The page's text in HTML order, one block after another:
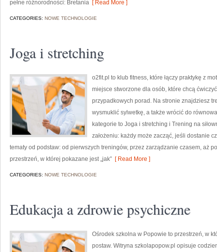
pełne różnorodności: Bretania [ Read More ]
CATEGORIES: NOWE TECHNOLOGIE
Joga i stretching
o2fit.pl to klub fitness, które łączy praktykę z
miejsce stworzone dla osób, które chcą
przypadkowych porad. Na stronie znajdziesz
wysmuklić sylwetkę, a także wrócić do
kategorie to Joga i stretching i Trening na
założeniu: każdy może zacząć, jeśli dostanie
tematy od podstaw: od pierwszych treningów, przez zarządzanie czasem, aż
przestrzeń, w której pokazane jest „jak” [ Read More ]
CATEGORIES: NOWE TECHNOLOGIE
Edukacja a zdrowie psychiczne
Ośrodek szkolna w Popowie to przestrzeń, w
postaw. Witryna szkolapopow.pl opisuje